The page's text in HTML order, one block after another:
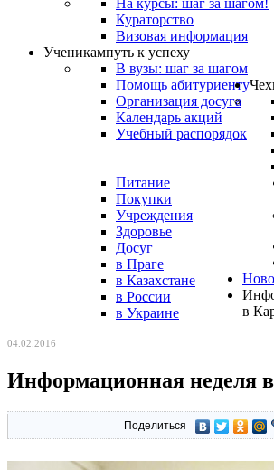
На курсы: шаг за шагом!
Кураторство
Визовая информация
Ученикампуть к успеху
В вузы: шаг за шагом
Помощь абитуриенту
Организация досуга
Календарь акций
Учебный распорядок
Питание
Покупки
Учреждения
Здоровье
Досуг
в Праге
в Казахстане
в России
в Украине
в
04.02.2016
Информационная неделя
Поделиться